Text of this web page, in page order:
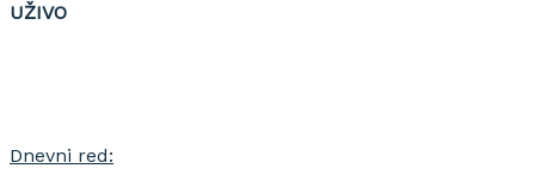
UŽIVO
Dnevni red: